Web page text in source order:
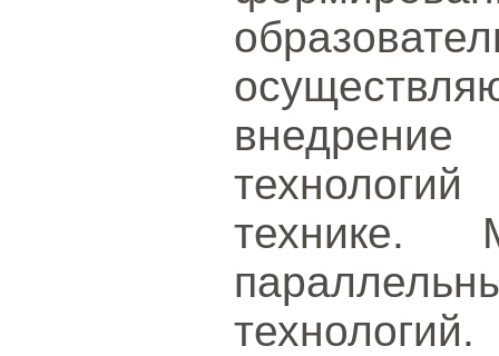
технике.
технологий.